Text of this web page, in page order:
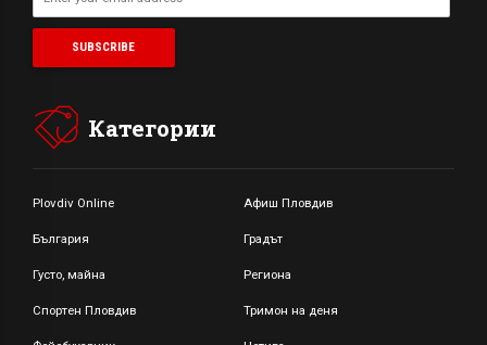
Категории
Plovdiv Online Афиш Пловдив
България Градът
Густо, майна Региона
Спортен Пловдив Тримон на деня